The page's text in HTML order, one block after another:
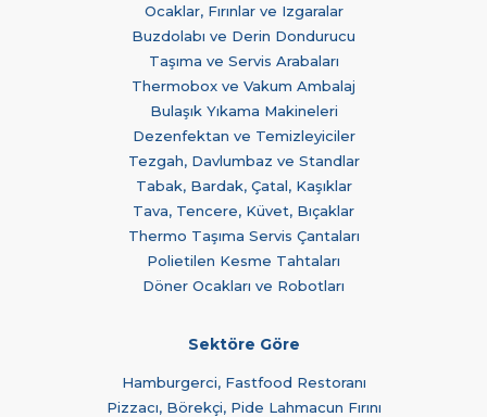
Ocaklar, Fırınlar ve Izgaralar
Buzdolabı ve Derin Dondurucu
Taşıma ve Servis Arabaları
Thermobox ve Vakum Ambalaj
Bulaşık Yıkama Makineleri
Dezenfektan ve Temizleyiciler
Tezgah, Davlumbaz ve Standlar
Tabak, Bardak, Çatal, Kaşıklar
Tava, Tencere, Küvet, Bıçaklar
Thermo Taşıma Servis Çantaları
Polietilen Kesme Tahtaları
Döner Ocakları ve Robotları
Sektöre Göre
Hamburgerci, Fastfood Restoranı
Pizzacı, Börekçi, Pide Lahmacun Fırını